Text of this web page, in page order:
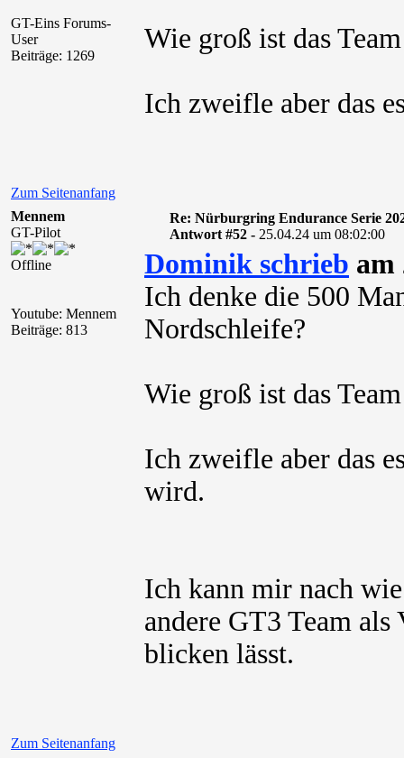
GT-Eins Forums-
User
Beiträge: 1269
Wie groß ist das
Ich zweifle aber das
Zum Seitenanfang
Mennem
GT-Pilot
Offline
Youtube: Mennem
Beiträge: 813
Re: Nürburgring Endurance Serie
Antwort #52 - 25.04.24 um 08:02:00
Dominik schrieb am
Ich denke die 500
Nordschleife?
Wie groß ist das
Ich zweifle aber das
wird.
Ich kann mir nach
andere GT3 Team
blicken lässt.
Zum Seitenanfang